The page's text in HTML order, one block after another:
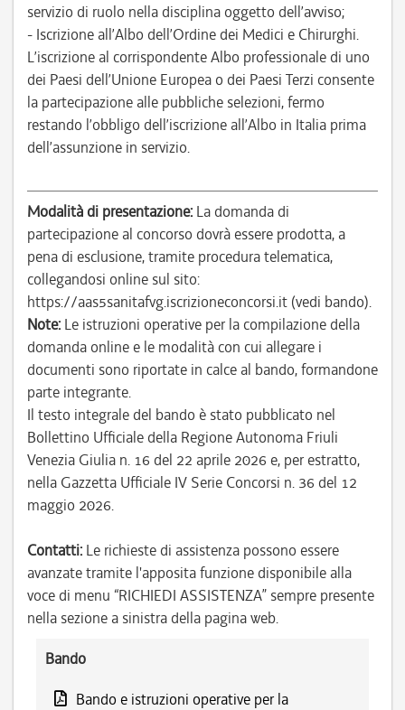
servizio di ruolo nella disciplina oggetto dell’avviso;
- Iscrizione all’Albo dell’Ordine dei Medici e Chirurghi.
L’iscrizione al corrispondente Albo professionale di uno
dei Paesi dell’Unione Europea o dei Paesi Terzi consente
la partecipazione alle pubbliche selezioni, fermo
restando l’obbligo dell’iscrizione all’Albo in Italia prima
dell’assunzione in servizio.
Modalità di presentazione: La domanda di
partecipazione al concorso dovrà essere prodotta, a
pena di esclusione, tramite procedura telematica,
collegandosi online sul sito:
https://aas5sanitafvg.iscrizioneconcorsi.it (vedi bando).
Note: Le istruzioni operative per la compilazione della
domanda online e le modalità con cui allegare i
documenti sono riportate in calce al bando, formandone
parte integrante.
Il testo integrale del bando è stato pubblicato nel
Bollettino Ufficiale della Regione Autonoma Friuli
Venezia Giulia n. 16 del 22 aprile 2026 e, per estratto,
nella Gazzetta Ufficiale IV Serie Concorsi n. 36 del 12
maggio 2026.
Contatti: Le richieste di assistenza possono essere
avanzate tramite l'apposita funzione disponibile alla
voce di menu “RICHIEDI ASSISTENZA” sempre presente
nella sezione a sinistra della pagina web.
Bando
Bando e istruzioni operative per la